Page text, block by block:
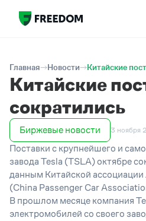
Главная Новости Китайские
Китайские
сократились
Биржевые новости 3 ноября
Поставки с крупнейшего и
завода Tesla (TSLA) октябре
данным Китайской
(China Passenger Car
В прошлом месяце компания
электромобилей со своего